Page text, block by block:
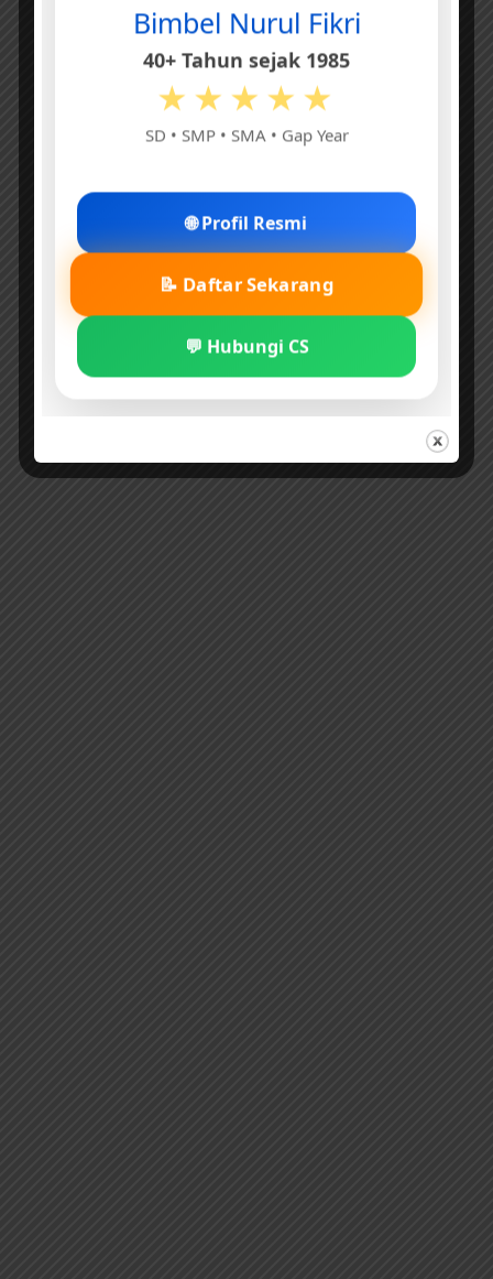
Bimbel Nurul Fikri
40+ Tahun sejak 1985
★★★★★
SD • SMP • SMA • Gap Year
🌐 Profil Resmi
📝 Daftar Sekarang
💬 Hubungi CS